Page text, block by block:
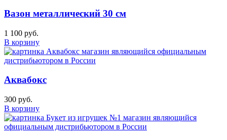
Вазон металлический 30 см
1 100 руб.
В корзину
Аквабокс
300 руб.
В корзину